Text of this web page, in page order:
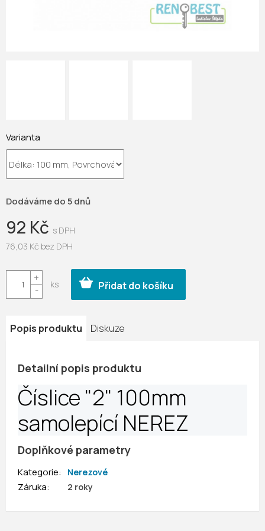
92 Kč
76,03 Kč bez DPH
cena:
Dodáváme do 5 dnů
Varianta
Přidat do košíku
Popis produktu Diskuze
Detailní popis produktu
Číslice "2" 100mm
samolepící NEREZ
Doplňkové parametry
Kategorie: Nerezové
Záruka: 2 roky